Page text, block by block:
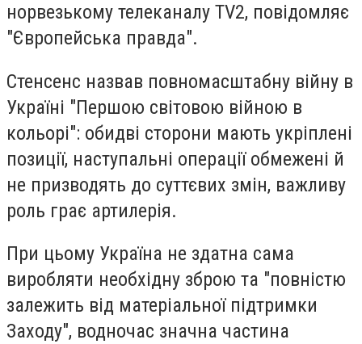
норвезькому телеканалу TV2, повідомляє
"Європейська правда".
Стенсенс назвав повномасштабну війну в
Україні "Першою світовою війною в
кольорі": обидві сторони мають укріплені
позиції, наступальні операції обмежені й
не призводять до суттєвих змін, важливу
роль грає артилерія.
При цьому Україна не здатна сама
виробляти необхідну зброю та "повністю
залежить від матеріальної підтримки
Заходу", водночас значна частина